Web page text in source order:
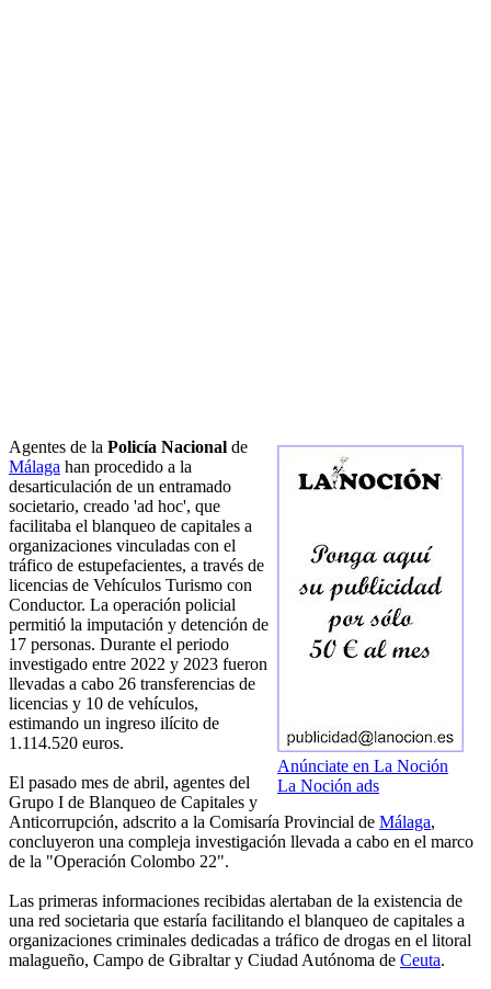
Anúnciate en La Noción
La Noción ads
Agentes de la Policía Nacional de
Málaga han procedido a la
desarticulación de un entramado
societario, creado 'ad hoc', que
facilitaba el blanqueo de capitales a
organizaciones vinculadas con el
tráfico de estupefacientes, a través de
licencias de Vehículos Turismo con
Conductor. La operación policial
permitió la imputación y detención de
17 personas. Durante el periodo
investigado entre 2022 y 2023 fueron
llevadas a cabo 26 transferencias de
licencias y 10 de vehículos,
estimando un ingreso ilícito de
1.114.520 euros.
El pasado mes de abril, agentes del
Grupo I de Blanqueo de Capitales y
Anticorrupción, adscrito a la Comisaría Provincial de Málaga,
concluyeron una compleja investigación llevada a cabo en el marco
de la "Operación Colombo 22".
Las primeras informaciones recibidas alertaban de la existencia de
una red societaria que estaría facilitando el blanqueo de capitales a
organizaciones criminales dedicadas a tráfico de drogas en el litoral
malagueño, Campo de Gibraltar y Ciudad Autónoma de Ceuta.